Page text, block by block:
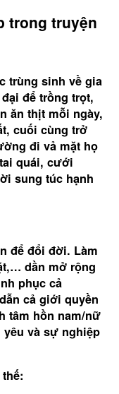
trong truyện
trùng sinh về gia
để trồng trọt,
ăn thịt mỗi ngày,
cuối cùng trở
đi vả mặt họ
quái, cưới
sung túc hạnh
để đổi đời. Làm
dần mở rộng
phục cả
cả giới quyền
tâm hồn nam/nữ
và sự nghiệp